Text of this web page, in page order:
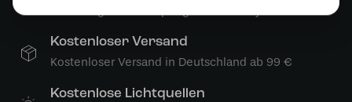
Kostenloser Versand
Kostenloser Versand in Deutschland ab 99 €
Kostenlose Lichtquellen